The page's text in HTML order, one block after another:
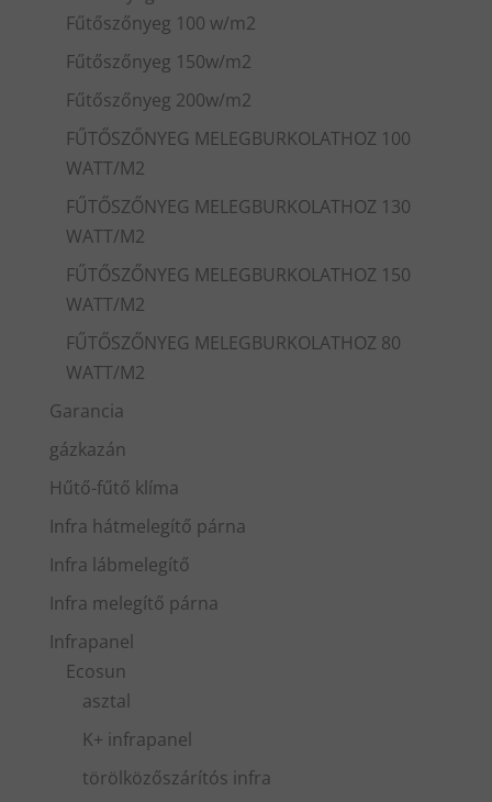
Fűtőszőnyeg 100 w/m2
Fűtőszőnyeg 150w/m2
Fűtőszőnyeg 200w/m2
FŰTŐSZŐNYEG MELEGBURKOLATHOZ 100
WATT/M2
FŰTŐSZŐNYEG MELEGBURKOLATHOZ 130
WATT/M2
FŰTŐSZŐNYEG MELEGBURKOLATHOZ 150
WATT/M2
FŰTŐSZŐNYEG MELEGBURKOLATHOZ 80
WATT/M2
Garancia
gázkazán
Hűtő-fűtő klíma
Infra hátmelegítő párna
Infra lábmelegítő
Infra melegítő párna
Infrapanel
Ecosun
asztal
K+ infrapanel
törölközőszárítós infra